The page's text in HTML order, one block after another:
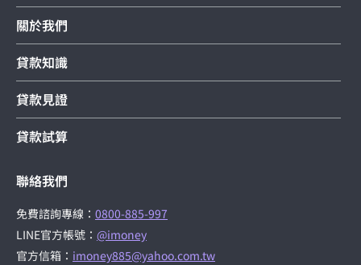
關於我們
貸款知識
貸款見證
貸款試算
聯絡我們
免費諮詢專線： 0800-885-997
LINE官方帳號： @imoney
官方信箱： imoney885@yahoo.com.tw